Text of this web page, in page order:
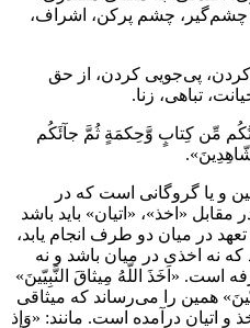
چشم‌گير، چشم پركن، اشراف،
پى‌جويى كردن، از حق
تباهى، زنا.
مِّن كِتابٍ وَّحِكمَةٍ ثُمَّ جآئَكُم
و يا گروگانى است كه در
«اخذ»، «اتيان» بايد باشد
در ميان دو طرف انجام يابد،
نه اخذى در ميان باشد و نه
است. «اَخَذَ اللّهُ مِيثاقَ النَّبِيّينَ»
همين را مى‌رساند كه ميثاقى
و اتيان درآمده است. مانند: «وَإِذ